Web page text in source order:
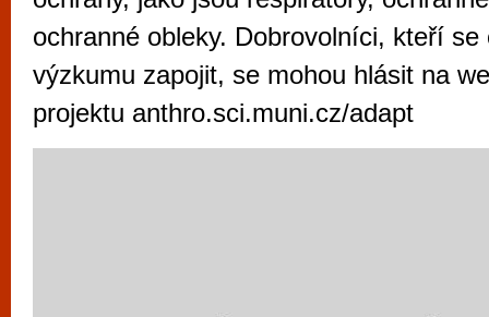
ochranné obleky. Dobrovolníci, kteří se
výzkumu zapojit, se mohou hlásit na
projektu anthro.sci.muni.cz/adapt